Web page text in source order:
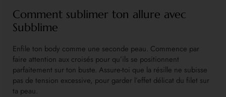
Comment sublimer ton allure avec
Subblime
Enfile ton body comme une seconde peau. Commence par
faire attention aux croisés pour qu’ils se positionnent
parfaitement sur ton buste. Assure-toi que la résille ne subisse
pas de tension excessive, pour garder l’effet délicat du filet sur
ta peau.